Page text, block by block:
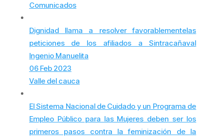
Comunicados
Dignidad llama a resolver favorablementelas
peticiones de los afiliados a Sintracañaval
Ingenio Manuelita
06 Feb 2023
Valle del cauca
El Sistema Nacional de Cuidado y un Programa de
Empleo Público para las Mujeres deben ser los
primeros pasos contra la feminización de la